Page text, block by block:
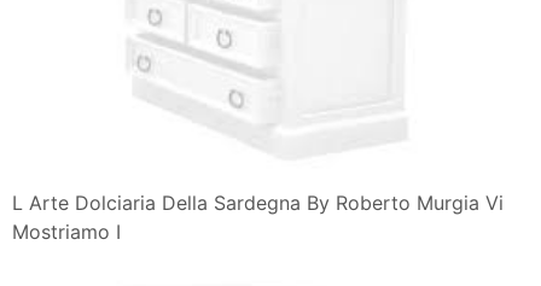
L Arte Dolciaria Della Sardegna By Roberto Murgia Vi
Mostriamo I